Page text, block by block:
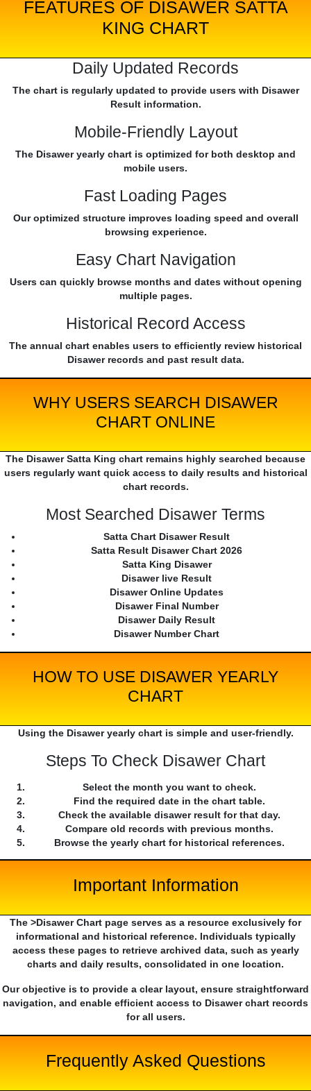
FEATURES OF DISAWER SATTA
KING CHART
Daily Updated Records
The chart is regularly updated to provide users with Disawer
Result information.
Mobile-Friendly Layout
The Disawer yearly chart is optimized for both desktop and
mobile users.
Fast Loading Pages
Our optimized structure improves loading speed and overall
browsing experience.
Easy Chart Navigation
Users can quickly browse months and dates without opening
multiple pages.
Historical Record Access
The annual chart enables users to efficiently review historical
Disawer records and past result data.
WHY USERS SEARCH DISAWER
CHART ONLINE
The Disawer Satta King chart remains highly searched because
users regularly want quick access to daily results and historical
chart records.
Most Searched Disawer Terms
Satta Chart Disawer Result
Satta Result Disawer Chart 2026
Satta King Disawer
Disawer live Result
Disawer Online Updates
Disawer Final Number
Disawer Daily Result
Disawer Number Chart
HOW TO USE DISAWER YEARLY
CHART
Using the Disawer yearly chart is simple and user-friendly.
Steps To Check Disawer Chart
Select the month you want to check.
Find the required date in the chart table.
Check the available disawer result for that day.
Compare old records with previous months.
Browse the yearly chart for historical references.
Important Information
The >Disawer Chart page serves as a resource exclusively for
informational and historical reference. Individuals typically
access these pages to retrieve archived data, such as yearly
charts and daily results, consolidated in one location.
Our objective is to provide a clear layout, ensure straightforward
navigation, and enable efficient access to Disawer chart records
for all users.
Frequently Asked Questions